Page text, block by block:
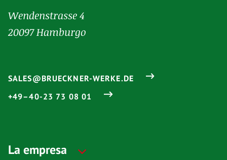
Wendenstrasse 4
20097 Hamburgo
SALES@BRUECKNER-WERKE.DE
+49–40-23 73 08 01
La empresa